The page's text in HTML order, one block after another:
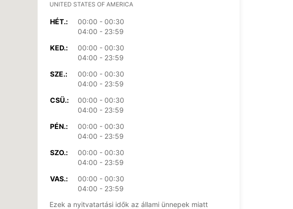
UNITED STATES OF AMERICA
HÉT.:
00:00 - 00:30
04:00 - 23:59
KED.:
00:00 - 00:30
04:00 - 23:59
SZE.:
00:00 - 00:30
04:00 - 23:59
CSÜ.:
00:00 - 00:30
04:00 - 23:59
PÉN.:
00:00 - 00:30
04:00 - 23:59
SZO.:
00:00 - 00:30
04:00 - 23:59
VAS.:
00:00 - 00:30
04:00 - 23:59
Ezek a nyitvatartási idők az állami ünnepek miatt